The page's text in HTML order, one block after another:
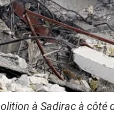
à Sadirac à côté